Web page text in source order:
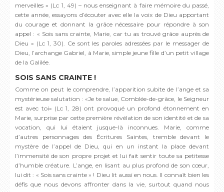
merveilles » (Lc 1, 49) – nous enseignant à faire mémoire du passé,
cette année, essayons d’écouter avec elle la voix de Dieu apportant
du courage et donnant la grâce nécessaire pour répondre à son
appel : « Sois sans crainte, Marie, car tu as trouvé grâce auprès de
Dieu » (Lc 1, 30). Ce sont les paroles adressées par le messager de
Dieu, l’archange Gabriel, à Marie, simple jeune fille d’un petit village
de la Galilée.
SOIS SANS CRAINTE !
Comme on peut le comprendre, l’apparition subite de l’ange et sa
mystérieuse salutation : «Je te salue, Comblée-de-grâce, le Seigneur
est avec toi» (Lc 1, 28) ont provoqué un profond étonnement en
Marie, surprise par cette première révélation de son identité et de sa
vocation, qui lui étaient jusque-là inconnues. Marie, comme
d’autres personnages des Écritures Saintes, tremble devant le
mystère de l’appel de Dieu, qui en un instant la place devant
l’immensité de son propre projet et lui fait sentir toute sa petitesse
d’humble créature. L’ange, en lisant au plus profond de son cœur,
lui dit : « Sois sans crainte » ! Dieu lit aussi en nous. Il connaît bien les
défis que nous devons affronter dans la vie, surtout quand nous